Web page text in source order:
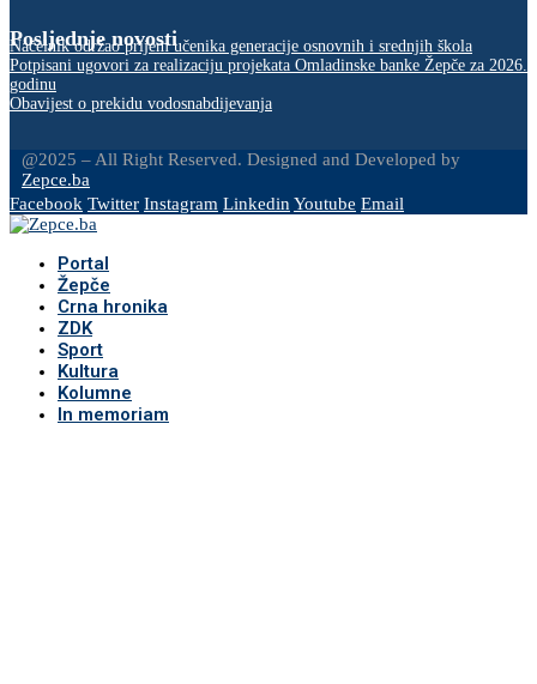
Posljednje novosti
Načelnik održao prijem učenika generacije osnovnih i srednjih škola
Potpisani ugovori za realizaciju projekata Omladinske banke Žepče za 2026.
godinu
Obavijest o prekidu vodosnabdijevanja
@2025 – All Right Reserved. Designed and Developed by
Zepce.ba
Facebook Twitter Instagram LinkedinYoutube Email
Portal
Žepče
Crna hronika
ZDK
Sport
Kultura
Kolumne
In memoriam